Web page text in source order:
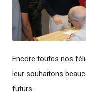
Encore toutes nos
leur souhaitons
futurs.